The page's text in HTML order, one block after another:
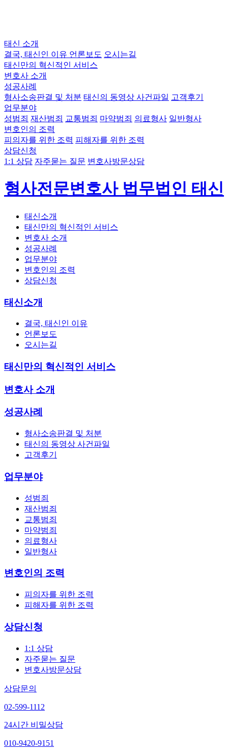
태신 소개
결국, 태신인 이유 언론보도 오시는길
태신만의 혁신적인 서비스
변호사 소개
성공사례
형사소송판결 및 처분 태신의 동영상 사건파일 고객후기
업무분야
성범죄 재산범죄 교통범죄 마약범죄 의료형사 일반형사
변호인의 조력
피의자를 위한 조력 피해자를 위한 조력
상담신청
1:1 상담 자주묻는 질문 변호사방문상담
형사전문변호사 법무법인 태신
태신소개
태신만의 혁신적인 서비스
변호사 소개
성공사례
업무분야
변호인의 조력
상담신청
태신소개
결국, 태신인 이유
언론보도
오시는길
태신만의 혁신적인 서비스
변호사 소개
성공사례
형사소송판결 및 처분
태신의 동영상 사건파일
고객후기
업무분야
성범죄
재산범죄
교통범죄
마약범죄
의료형사
일반형사
변호인의 조력
피의자를 위한 조력
피해자를 위한 조력
상담신청
1:1 상담
자주묻는 질문
변호사방문상담
상담문의
02-599-1112
24시간 비밀상담
010-9420-9151